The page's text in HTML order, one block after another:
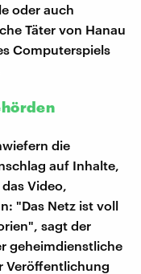
oder auch
Täter von Hanau
Computerspiels
die
auf Inhalte,
Video,
"Das Netz ist voll
sagt der
geheimdienstliche
Veröffentlichung